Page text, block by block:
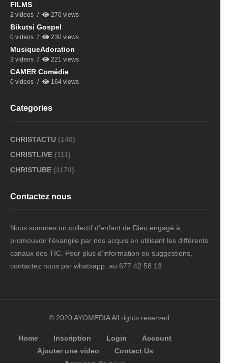
FILMS
2 videos 276 views
Bikutsi Gospel
0 videos 230 views
MusiqueAdoration
3 videos 221 views
CAMER Comédie
0 videos 164 views
Categories
CHRISTACTU (140)
CHRISTLIVE (111)
CHRISTUBE (1170)
Contactez nous
Nous sommes un collectif d'enfant de Dieu engagé à
promouvoir l'évangile par nos acquis en utilisant les différents
canaux des TIC. Pour plus d'information ou suggestions,
contactez nous par whatsapp: au 677 42 58 13
© 2020 AYOMEDIA All rights reserved.
Home Inscription Login
Account
Ajouter une video
Contact Us